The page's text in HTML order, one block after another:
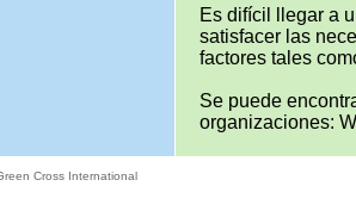
Es difícil llegar a
satisfacer las
factores tales
Se puede
organizaciones:
Cross International